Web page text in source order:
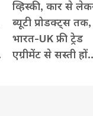
व्हिस्की, कार से
ब्यूटी प्रोडक्ट्स तक,
भारत-UK फ्री ट्रेड
एग्रीमेंट से सस्ती